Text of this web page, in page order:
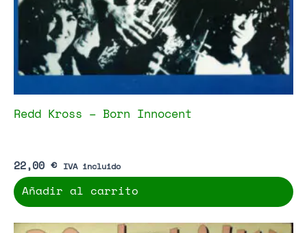
Redd Kross – Born Innocent
22,00 € IVA incluido
Añadir al carrito